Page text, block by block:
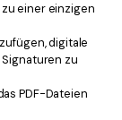
einer einzigen
digitale
zu
PDF-Dateien